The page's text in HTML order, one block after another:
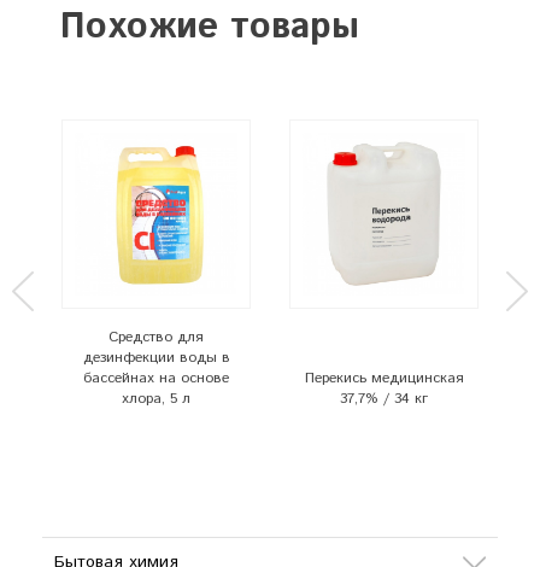
Похожие товары
Средство для
дезинфекции воды в
бассейнах на основе
хлора, 5 л
Перекись медицинская
37,7% / 34 кг
Бытовая химия